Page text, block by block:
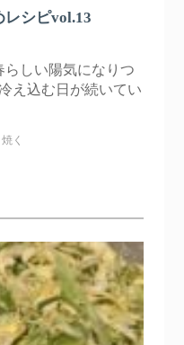
レシピvol.13
らしい陽気になりつ
え込む日が続いてい
焼く